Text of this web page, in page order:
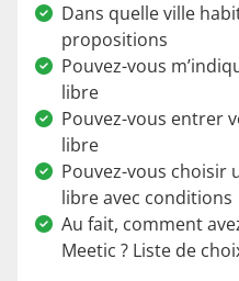
Dans quelle ville
propositions
Pouvez-vous
libre
Pouvez-vous entrer
libre
Pouvez-vous choisir
libre avec conditions
Au fait, comment
Meetic ? Liste de